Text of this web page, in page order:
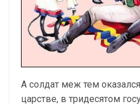
А солдат меж тем
царстве, в тридесятом